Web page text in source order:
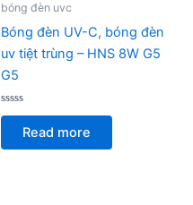
bóng đèn uvc
Bóng đèn UV-C, bóng đèn
uv tiệt trùng – HNS 8W G5
G5
Rated
of
Read more